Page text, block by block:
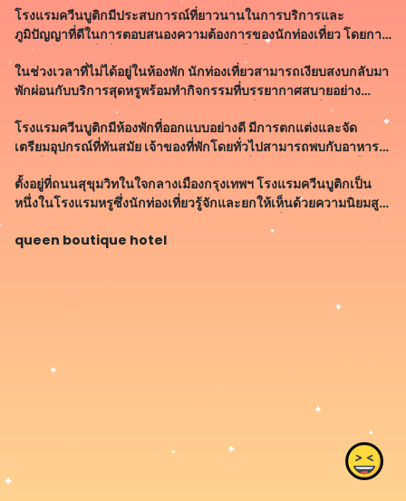
โรงแรมควีนบูติกมีประสบการณ์ที่ยาวนานในการบริการและ
ภูมิปัญญาที่ดีในการตอบสนองความต้องการของนักท่องเที่ยว โดยการ
เลือกพนักงานที่เชี่ยวชาญและการจัดการตั้งแต่เซ็ตอัพถูกระบุอย่าง
ชัดเจน กับบริการขนาดใหญ่และก
ในช่วงเวลาที่ไม่ได้อยู่ในห้องพัก นักท่องเที่ยวสามารถเงียบสงบกลับมา
พักผ่อนกับบริการสุดหรูพร้อมทำกิจกรรมที่บรรยากาศสบายอย่าง
แท้จริง เช่น การสัมผัสกับการให้บรรยากาศที่เต็มไปด้วยสิ่งอำนวย
ความสะดวก เพื่อให
โรงแรมควีนบูติกมีห้องพักที่ออกแบบอย่างดี มีการตกแต่งและจัด
เตรียมอุปกรณ์ที่ทันสมัย เจ้าของที่พักโดยทั่วไปสามารถพบกับอาหาร
เช้าที่อร่อยและหลากหลายในระเบียบเวลาที่เหมาะสม นอกจากนี้ยังมี
บริการอื่น ๆ เช่นอิ
ตั้งอยู่ที่ถนนสุขุมวิทในใจกลางเมืองกรุงเทพฯ โรงแรมควีนบูติกเป็น
หนึ่งในโรงแรมหรูซึ่งนักท่องเที่ยวรู้จักและยกให้เห็นด้วยความนิยมสูง
ระดับพร
queen boutique hotel